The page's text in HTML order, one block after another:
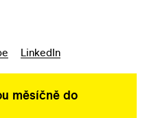
LinkedIn
měsíčně do